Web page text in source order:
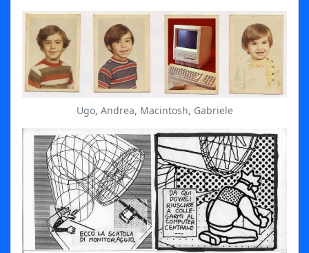
Ugo, Andrea, Macintosh, Gabriele